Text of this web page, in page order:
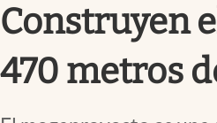
Streaming
PC y mobile
Construyen
470 metros